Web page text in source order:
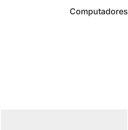
Computadores